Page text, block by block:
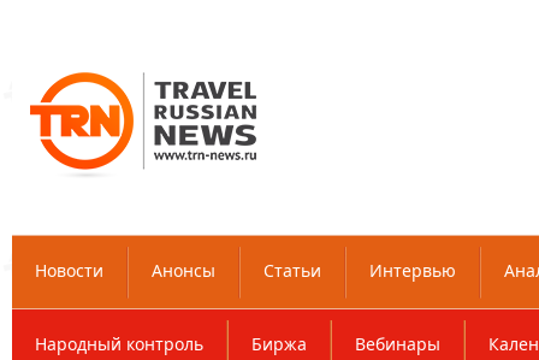
Новости Анонсы Статьи Интервью
Народный контроль Биржа Вебинары